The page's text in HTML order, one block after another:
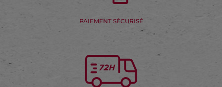
PAIEMENT SÉCURISÉ